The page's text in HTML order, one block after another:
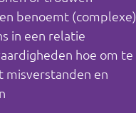
benoemt (complexe)
in een relatie
hoe om te
misverstanden en